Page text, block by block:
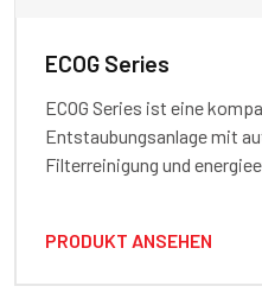
ECOG Series
ECOG Series ist eine
Entstaubungsanlage mit
Filterreinigung und
PRODUKT ANSEHEN